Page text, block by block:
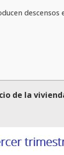
descensos
de la